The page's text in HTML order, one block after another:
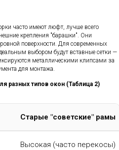
часто имеют люфт, лучше всего
крепления "барашки". Они
поверхности. Для современных
выбором будут вставные сетки —
металлическими клипсами за
для монтажа.
разных типов окон (Таблица 2)
Старые "советские" рамы
Высокая (часто перекосы)